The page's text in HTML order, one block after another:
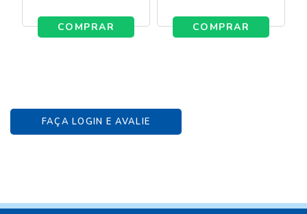
COMPRAR COMPRAR
FAÇA LOGIN E AVALIE